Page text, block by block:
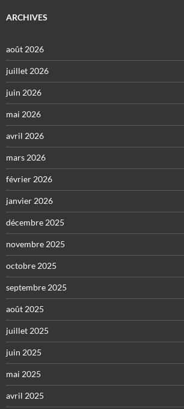
ARCHIVES
août 2026
juillet 2026
juin 2026
mai 2026
avril 2026
mars 2026
février 2026
janvier 2026
décembre 2025
novembre 2025
octobre 2025
septembre 2025
août 2025
juillet 2025
juin 2025
mai 2025
avril 2025